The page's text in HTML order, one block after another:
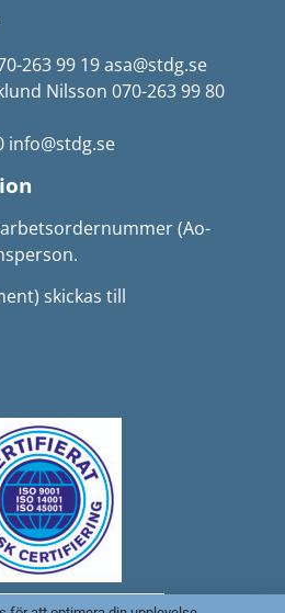
263 99 19 asa@stdg.se
Nilsson 070-263 99 80
info@stdg.se
(Ao-
skickas till